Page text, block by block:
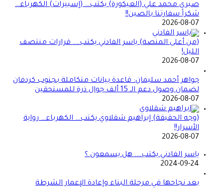
صبرى محمد علي (العيكورة) يكتب… (إسبيرات) الكهرباء…
شكراً سفارتنا بالصين!!
2026-08-07
(من أعلى المنصة) ياسر الفادني يكتب…. قرارات منتصف
الليل!
2026-08-07
جواهر أحمد سليمان: قاعدة بيانات متكاملة بجنوب كردفان
لضمان وصول دعم الـ 15 ألف جوال ذرة للمستحقين
2026-08-07
(وجه الحقيقة) إبراهيم شقلاوي يكتب… الكهرباء… رواية
الأسرار!!
2026-08-07
ياسر الفادني يكتب…. هل يسمعون ؟
2024-09-24
بعد نجاحها في مرحلة البناء وإعادة الإعمار الشرطة